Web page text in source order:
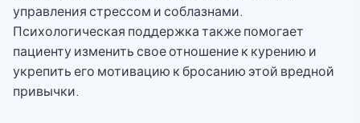
управления стрессом и соблазнами.
Психологическая поддержка также помогает
пациенту изменить свое отношение к курению и
укрепить его мотивацию к бросанию этой вредной
привычки.